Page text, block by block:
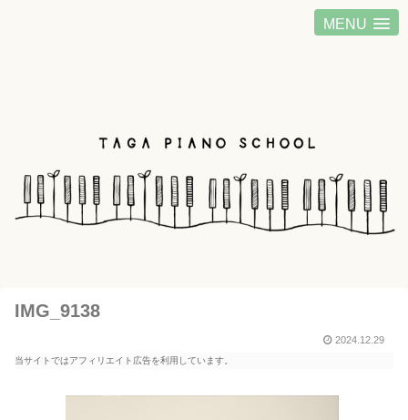
MENU
IMG_9138
2024.12.29
当サイトではアフィリエイト広告を利用しています。